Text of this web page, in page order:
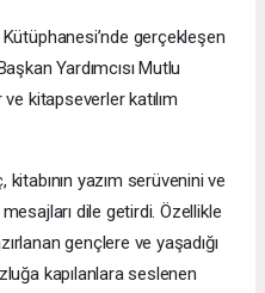
gerçekleşen
Yardımcısı Mutlu
kitapseverler katılım
yazım serüvenini ve
dile getirdi. Özellikle
gençlere ve yaşadığı
kapılanlara seslenen